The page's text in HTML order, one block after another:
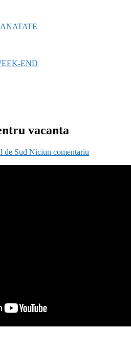
END
vacanta
de Sud Niciun comentariu